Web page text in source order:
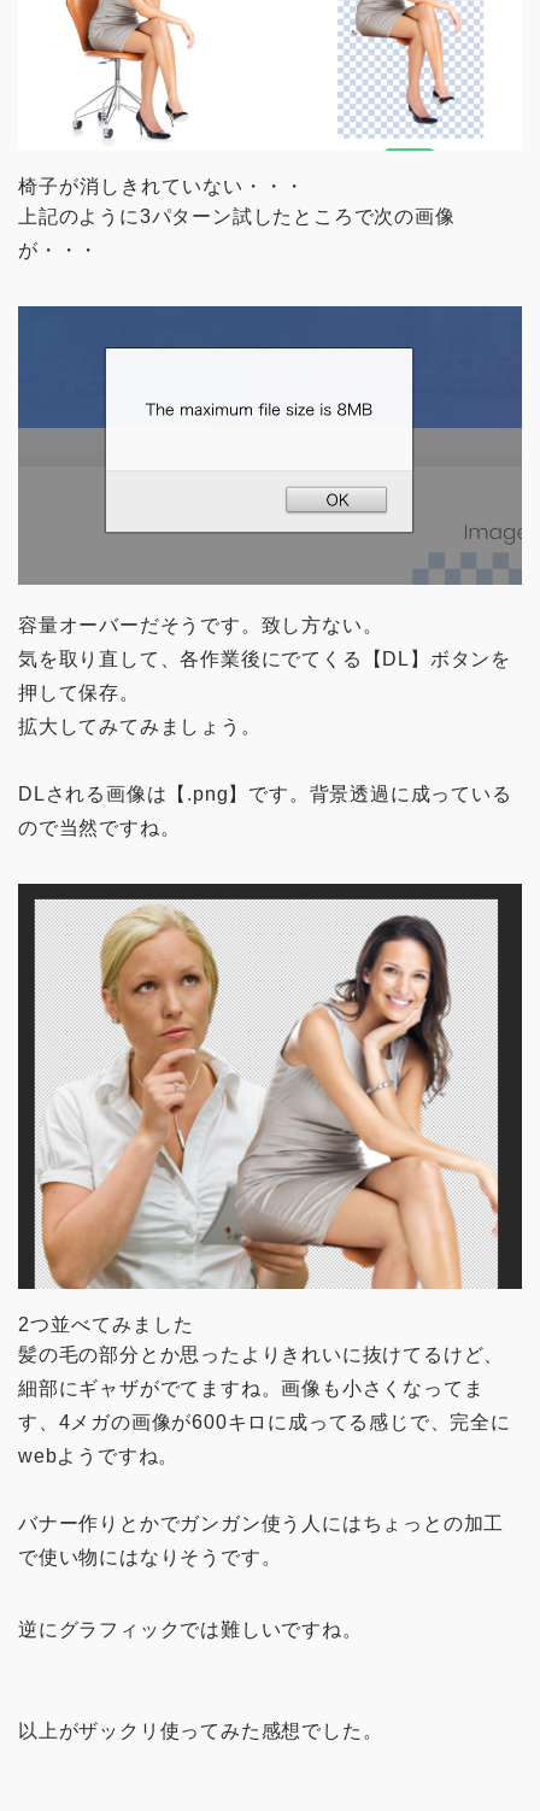
椅子が消しきれていない・・・
上記のように3パターン試したところで次の画像
が・・・
容量オーバーだそうです。致し方ない。
気を取り直して、各作業後にでてくる【DL】ボタンを
押して保存。
拡大してみてみましょう。
DLされる画像は【.png】です。背景透過に成っている
ので当然ですね。
2つ並べてみました
髪の毛の部分とか思ったよりきれいに抜けてるけど、
細部にギャザがでてますね。画像も小さくなってま
す、4メガの画像が600キロに成ってる感じで、完全に
webようですね。
バナー作りとかでガンガン使う人にはちょっとの加工
で使い物にはなりそうです。
逆にグラフィックでは難しいですね。
以上がザックリ使ってみた感想でした。